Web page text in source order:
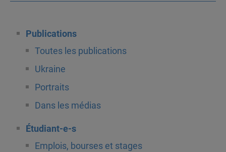
Publications
Toutes les publications
Ukraine
Portraits
Dans les médias
Étudiant-e-s
Emplois, bourses et stages